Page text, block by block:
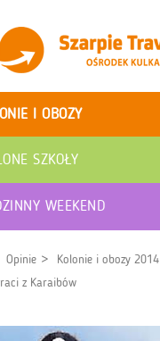
I OBOZY
SZKOŁY
WEEKEND
Opinie Kolonie i obozy 2014
z Karaibów